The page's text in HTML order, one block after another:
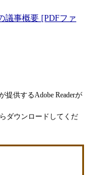
議事概要 [PDFファ
供するAdobe Readerが
ダウンロードしてくだ